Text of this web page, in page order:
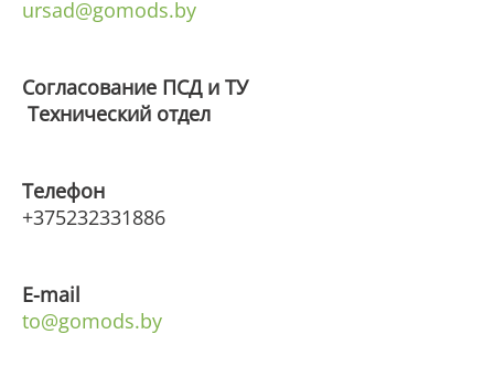
ursad@gomods.by
Согласование ПСД и ТУ
Технический отдел
Телефон
+375232331886
E-mail
to@gomods.by